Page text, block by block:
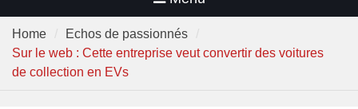
Home
Echos de passionnés
Sur le web : Cette entreprise veut convertir des voitures
de collection en EVs